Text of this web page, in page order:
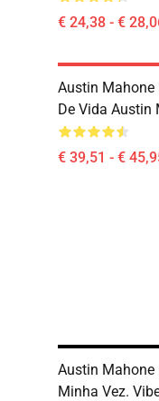
€ 24,38 - €
Austin Mahone
De Vida Austin
€ 39,51 - €
Austin Mahone
Minha Vez.